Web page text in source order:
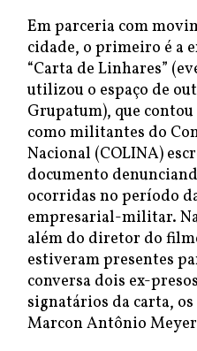
Em parceria com
cidade, o primeiro é a
“Carta de Linhares”
utilizou o espaço de
Grupatum), que
como militantes do
Nacional (COLINA)
documento
ocorridas no período
empresarial-militar.
além do diretor do
estiveram presentes
conversa dois ex-
signatários da carta,
Marcon Antônio Meyer